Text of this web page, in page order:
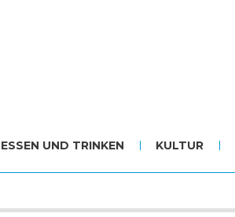
ESSEN UND TRINKEN KULTUR